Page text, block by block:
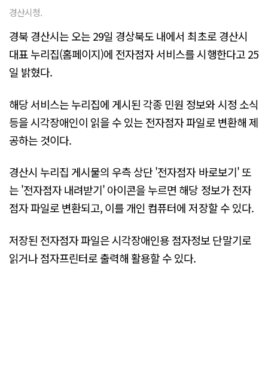
경산시청.
경북 경산시는 오는 29일 경상북도 내에서 최초로 경산시
대표 누리집(홈페이지)에 전자점자 서비스를 시행한다고 25
일 밝혔다.
해당 서비스는 누리집에 게시된 각종 민원 정보와 시정 소식
등을 시각장애인이 읽을 수 있는 전자점자 파일로 변환해 제
공하는 것이다.
경산시 누리집 게시물의 우측 상단 '전자점자 바로보기' 또
는 '전자점자 내려받기' 아이콘을 누르면 해당 정보가 전자
점자 파일로 변환되고, 이를 개인 컴퓨터에 저장할 수 있다.
저장된 전자점자 파일은 시각장애인용 점자정보 단말기로
읽거나 점자프린터로 출력해 활용할 수 있다.